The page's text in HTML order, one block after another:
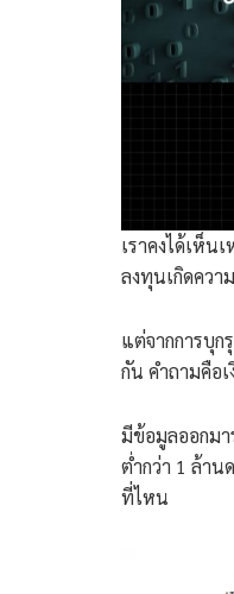
เราคงได้เห็น
ลงทุนเกิดควา
แต่จากการบุก
กัน คำถามคือ
มีข้อมูลออกม
ต่ำกว่า 1 ล้าน
ที่ไหน